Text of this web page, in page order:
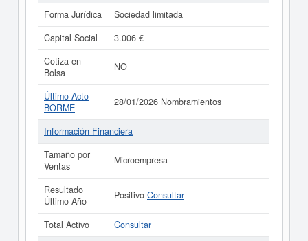
Forma Jurídica
Sociedad limitada
Capital Social
3.006 €
Cotiza en
Bolsa
NO
Último Acto
BORME
28/01/2026 Nombramientos
Información Financiera
Tamaño por
Ventas
Microempresa
Resultado
Último Año
Positivo Consultar
Total Activo
Consultar